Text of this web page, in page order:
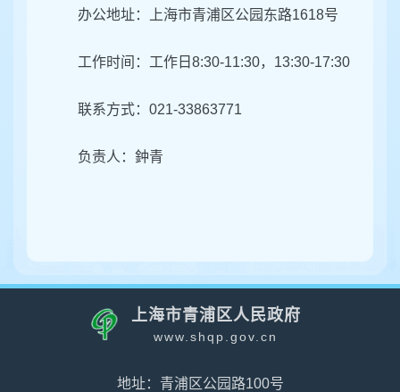
办公地址： 上海市青浦区公园东路1618号
工作时间：工作日8:30-11:30，13:30-17:30
联系方式：021-33863771
负责人：鈡青
上海市青浦区人民政府
www.shqp.gov.cn
地址：青浦区公园路100号